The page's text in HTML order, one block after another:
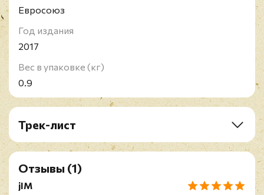
Евросоюз
Год издания
2017
Вес в упаковке (кг)
0.9
Трек-лист
A1. Black Sabbath
A2. Fairies Wear Boots
A3. Under The Sun / Every Day Comes And Goes
B1. After Forever
Отзывы (1)
jIM